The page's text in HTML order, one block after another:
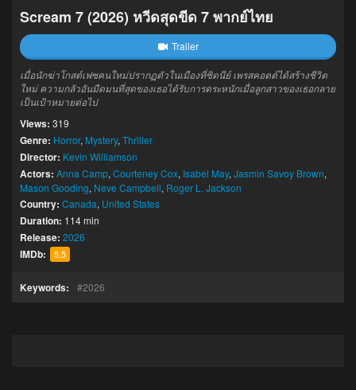
Scream 7 (2026) หวีดสุดขีด 7 พากย์ไทย
Trailer
เมื่อนักฆ่าโกสต์เฟซคนใหม่ปรากฏตัวในเมืองที่ซิดนีย์ เพรสคอตต์ได้สร้างชีวิต
ใหม่ ความกลัวอันมืดมนที่สุดของเธอได้รับการตระหนักเมื่อลูกสาวของเธอกลาย
เป็นเป้าหมายต่อไป
Views: 319
Genre: Horror, Mystery,Thriller
Director: Kevin Williamson
Actors: Anna Camp,Courteney Cox, Isabel May,Jasmin Savoy Brown,
Mason Gooding, Neve Campbell, Roger L. Jackson
Country: Canada, United States
Duration: 114 min
Release: 2026
IMDb: 5.5
Keywords: 2026